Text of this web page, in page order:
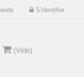
S'identifier
(Vide)